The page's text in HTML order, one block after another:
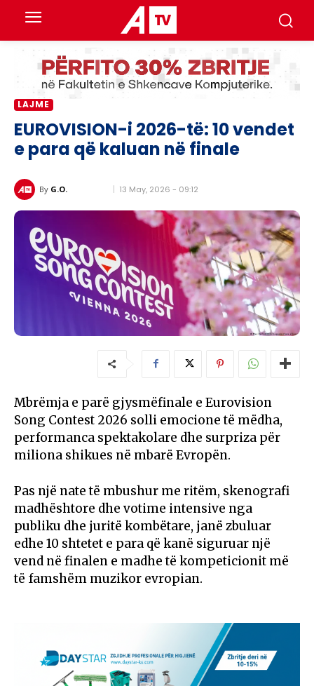
LAJME
EUROVISION-i 2026-të: 10 vendet
e para që kaluan në finale
By G.O. 13 May, 2026 - 09:12
Mbrëmja e parë gjysmëfinale e Eurovision
Song Contest 2026 solli emocione të mëdha,
performanca spektakolare dhe surpriza për
miliona shikues në mbarë Evropën.
Pas një nate të mbushur me ritëm, skenografi
madhështore dhe votime intensive nga
publiku dhe juritë kombëtare, janë zbuluar
edhe 10 shtetet e para që kanë siguruar një
vend në finalen e madhe të kompeticionit më
të famshëm muzikor evropian.